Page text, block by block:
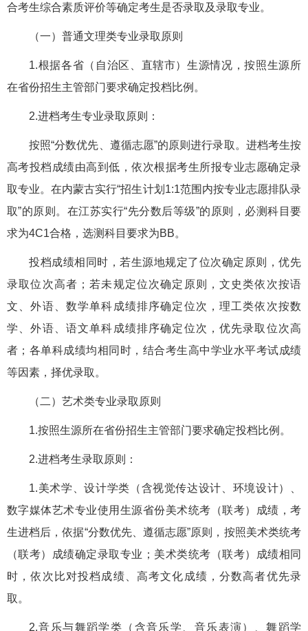
合考生综合素质评价等确定考生是否录取及录取专业。
（一）普通文理类专业录取原则
1.根据各省（自治区、直辖市）生源情况，按照生源所
在省份招生主管部门要求确定投档比例。
2.进档考生专业录取原则：
按照“分数优先、遵循志愿”的原则进行录取。进档考生按
高考投档成绩由高到低，依次根据考生所报专业志愿确定录
取专业。在内蒙古实行“招生计划1:1范围内按专业志愿排队录
取”的原则。在江苏实行“先分数后等级”的原则，必测科目要
求为4C1合格，选测科目要求为BB。
投档成绩相同时，若生源地规定了位次确定原则，优先
录取位次高者；若未规定位次确定原则，文史类依次按语
文、外语、数学单科成绩排序确定位次，理工类依次按数
学、外语、语文单科成绩排序确定位次，优先录取位次高
者；各单科成绩均相同时，结合考生高中学业水平考试成绩
等因素，择优录取。
（二）艺术类专业录取原则
1.按照生源所在省份招生主管部门要求确定投档比例。
2.进档考生录取原则：
1.美术学、设计学类（含视觉传达设计、环境设计）、
数字媒体艺术专业使用生源省份美术统考（联考）成绩，考
生进档后，依据“分数优先、遵循志愿”原则，按照美术类统考
（联考）成绩确定录取专业；美术类统考（联考）成绩相同
时，依次比对投档成绩、高考文化成绩，分数高者优先录
取。
2.音乐与舞蹈学类（含音乐学、音乐表演）、舞蹈学